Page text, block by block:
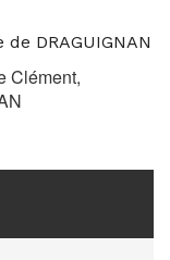
DRAGUIGNAN
Clément,